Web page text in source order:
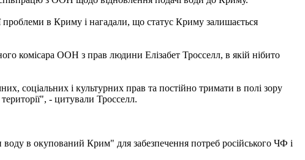
в Криму і нагадали, що статус Криму залишається
комісара ООН з прав людини Елізабет Тросселл, в якій нібито
соціальних і культурних прав та постійно тримати в полі зору
- цитували Тросселл.
в окупований Крим" для забезпечення потреб російського ЧФ і